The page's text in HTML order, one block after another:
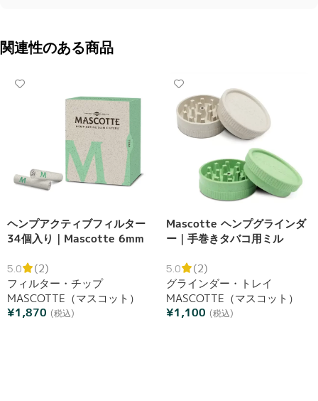
関連性のある商品
ヘンプアクティブフィルター
34個入り｜Mascotte 6mm
5.0
(2)
フィルター・チップ
MASCOTTE（マスコット）
¥1,870 (税込)
Mascotte ヘンプグラインダ
ー｜手巻きタバコ用ミル
5.0
(2)
グラインダー・トレイ
MASCOTTE（マスコット）
¥1,100 (税込)